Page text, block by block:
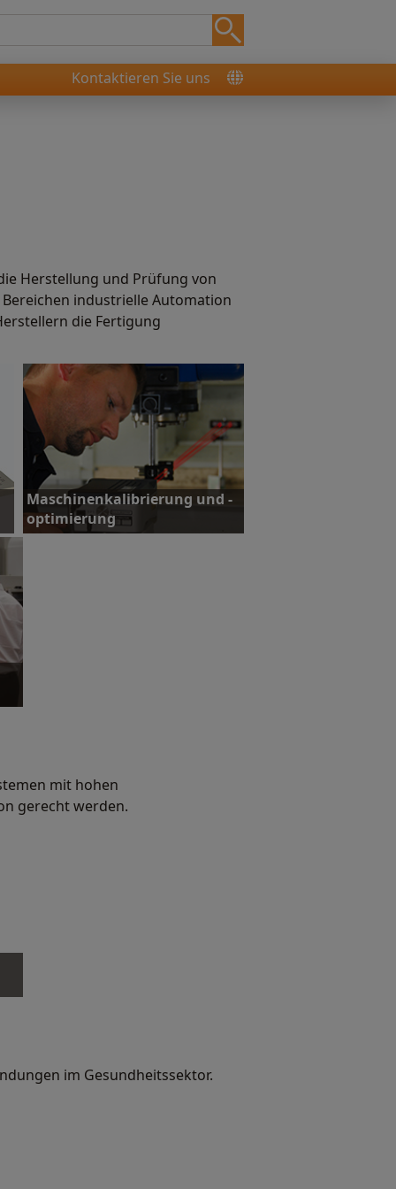
Kontaktieren Sie uns
Herstellung und Prüfung von
industrielle Automation
die Fertigung
Maschinenkalibrierung und -
optimierung
mit hohen
gerecht werden.
im Gesundheitssektor.